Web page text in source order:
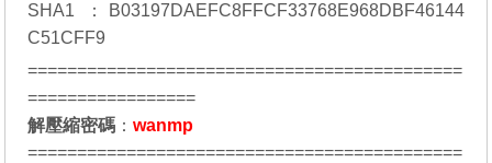
SHA1 ：B03197DAEFC8FFCF33768E968DBF46144
C51CFF9
============================================
=================
解壓縮密碼 ：wanmp
============================================